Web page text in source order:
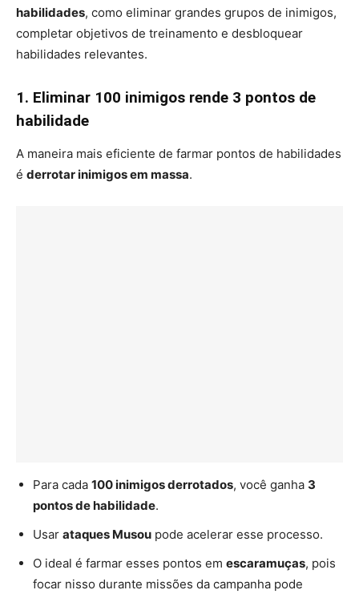
habilidades, como eliminar grandes grupos de inimigos,
completar objetivos de treinamento e desbloquear
habilidades relevantes.
1. Eliminar 100 inimigos rende 3 pontos de
habilidade
A maneira mais eficiente de farmar pontos de habilidades
é derrotar inimigos em massa.
Para cada 100 inimigos derrotados, você ganha 3
pontos de habilidade.
Usar ataques Musou pode acelerar esse processo.
O ideal é farmar esses pontos em escaramuças, pois
focar nisso durante missões da campanha pode